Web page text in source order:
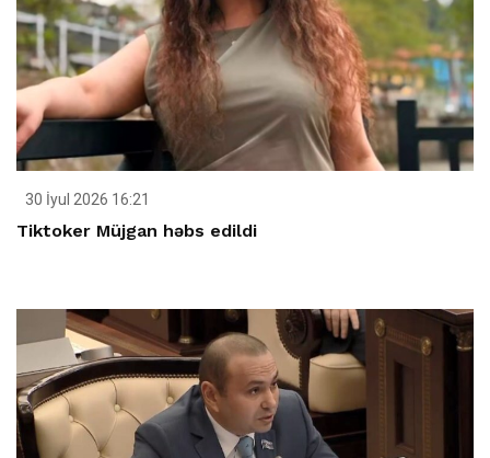
30 İyul 2026 16:21
Tiktoker Müjgan həbs edildi